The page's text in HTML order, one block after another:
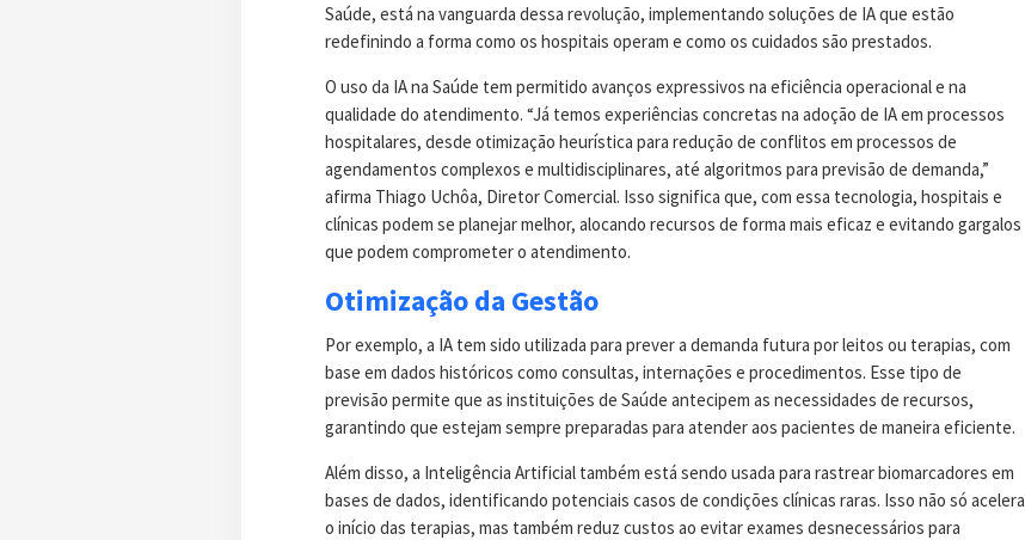
Saúde, está na vanguarda dessa revolução, implementando soluções de IA que estão
redefinindo a forma como os hospitais operam e como os cuidados são prestados.
O uso da IA na Saúde tem permitido avanços expressivos na eficiência operacional e na
qualidade do atendimento. “Já temos experiências concretas na adoção de IA em processos
hospitalares, desde otimização heurística para redução de conflitos em processos de
agendamentos complexos e multidisciplinares, até algoritmos para previsão de demanda,”
afirma Thiago Uchôa, Diretor Comercial. Isso significa que, com essa tecnologia, hospitais e
clínicas podem se planejar melhor, alocando recursos de forma mais eficaz e evitando gargalos
que podem comprometer o atendimento.
Otimização da Gestão
Por exemplo, a IA tem sido utilizada para prever a demanda futura por leitos ou terapias, com
base em dados históricos como consultas, internações e procedimentos. Esse tipo de
previsão permite que as instituições de Saúde antecipem as necessidades de recursos,
garantindo que estejam sempre preparadas para atender aos pacientes de maneira eficiente.
Além disso, a Inteligência Artificial também está sendo usada para rastrear biomarcadores em
bases de dados, identificando potenciais casos de condições clínicas raras. Isso não só acelera
o início das terapias, mas também reduz custos ao evitar exames desnecessários para